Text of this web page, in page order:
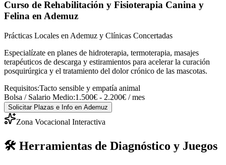
Curso de Rehabilitación y Fisioterapia Canina y
Felina en Ademuz
Prácticas Locales en Ademuz y Clínicas Concertadas
Especialízate en planes de hidroterapia, termoterapia, masajes
terapéuticos de descarga y estiramientos para acelerar la curación
posquirúrgica y el tratamiento del dolor crónico de las mascotas.
Requisitos:Tacto sensible y empatía animal
Bolsa / Salario Medio:1.500€ - 2.200€ / mes
Solicitar Plazas e Info en Ademuz
Zona Vocacional Interactiva
🛠️ Herramientas de Diagnóstico y Juegos